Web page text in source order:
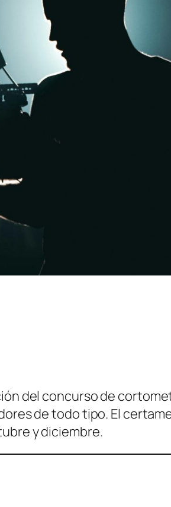
del concurso de
de todo tipo. El
y diciembre.